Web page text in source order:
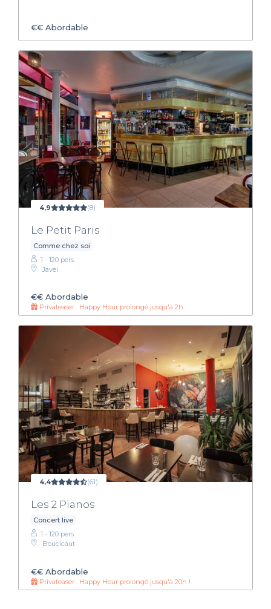
€€ Abordable
4,9 (8)
Le Petit Paris
Comme chez soi
1 - 120 pers.
Javel
€€ Abordable
Privateaser : Happy Hour prolongé jusqu'à 2h
4,4 (61)
Les 2 Pianos
Concert live
1 - 120 pers.
Boucicaut
€€ Abordable
Privateaser : Happy Hour prolongé jusqu'à 20h !